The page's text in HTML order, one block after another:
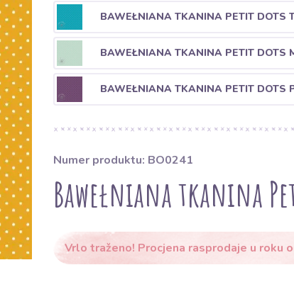
BAWEŁNIANA TKANINA PETIT DOTS
BAWEŁNIANA TKANINA PETIT DOTS
BAWEŁNIANA TKANINA PETIT DOTS
Numer produktu: BO0241
Bawełniana tkanina
Vrlo traženo! Procjena rasprodaje u roku